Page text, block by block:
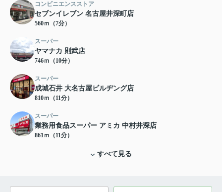
コンビニエンスストア
セブンイレブン 名古屋井深町店
560ｍ（7分）
スーパー
ヤマナカ 則武店
746ｍ（10分）
スーパー
成城石井 大名古屋ビルヂング店
810ｍ（11分）
スーパー
業務用食品スーパー アミカ 中村井深店
861ｍ（11分）
すべて見る